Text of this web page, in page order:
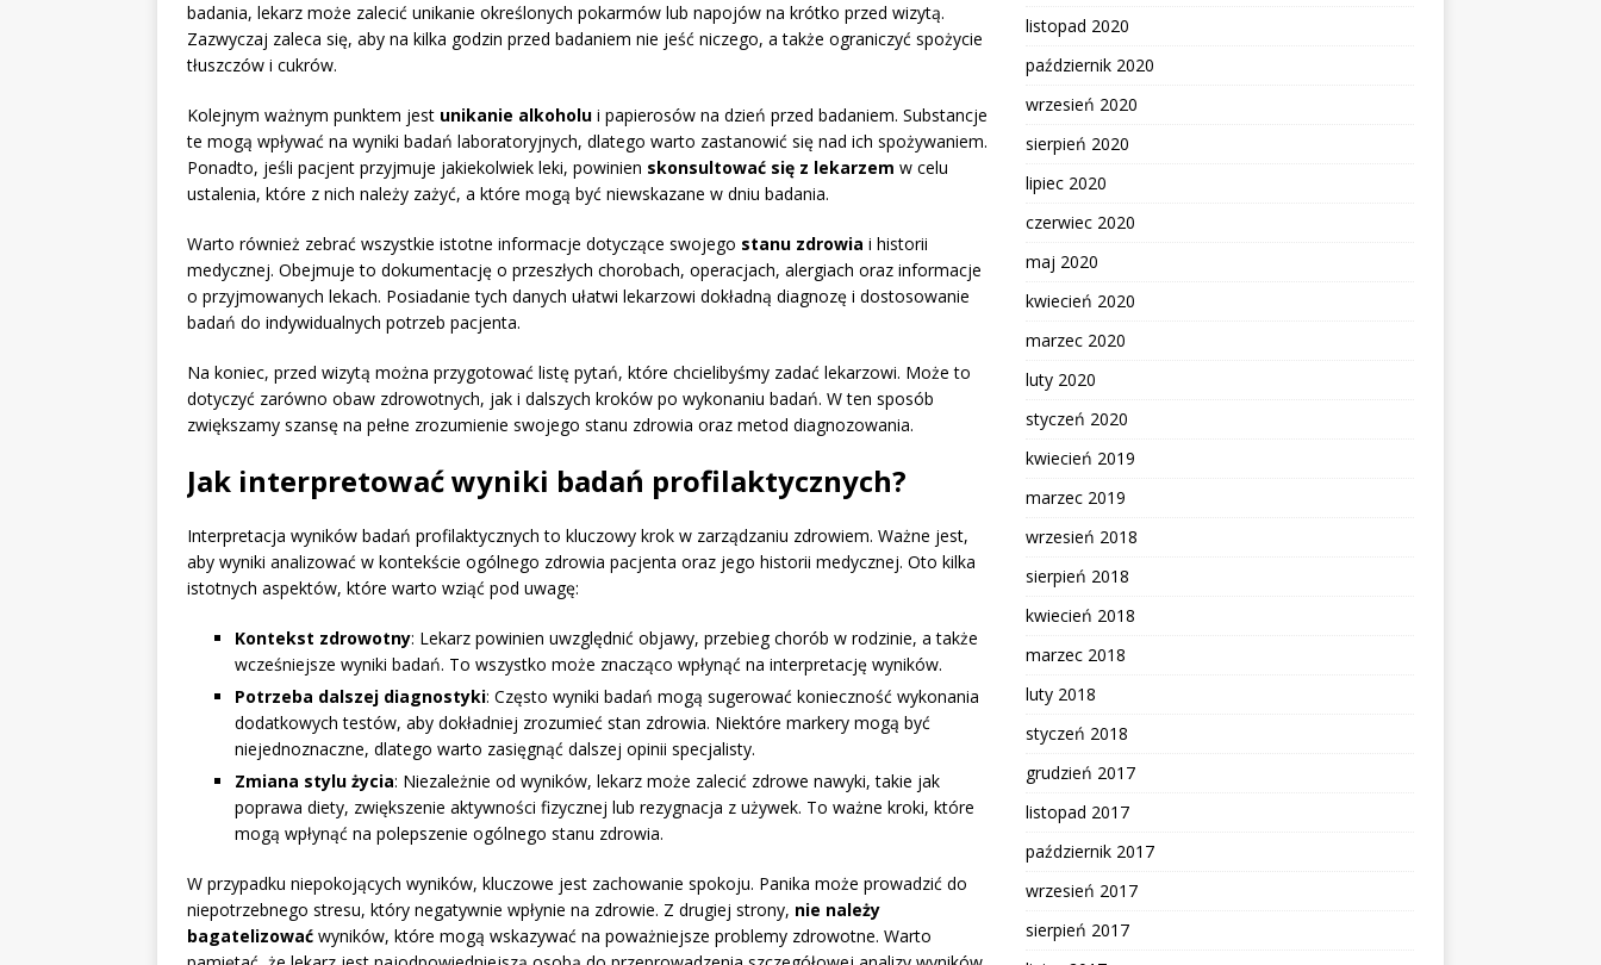
badania, lekarz może zalecić unikanie określonych pokarmów lub napojów na krótko przed wizytą.
Zazwyczaj zaleca się, aby na kilka godzin przed badaniem nie jeść niczego, a także ograniczyć spożycie
tłuszczów i cukrów.
Kolejnym ważnym punktem jest unikanie alkoholu i papierosów na dzień przed badaniem. Substancje
te mogą wpływać na wyniki badań laboratoryjnych, dlatego warto zastanowić się nad ich spożywaniem.
Ponadto, jeśli pacjent przyjmuje jakiekolwiek leki, powinien skonsultować się z lekarzem w celu
ustalenia, które z nich należy zażyć, a które mogą być niewskazane w dniu badania.
Warto również zebrać wszystkie istotne informacje dotyczące swojego stanu zdrowia i historii
medycznej. Obejmuje to dokumentację o przeszłych chorobach, operacjach, alergiach oraz informacje
o przyjmowanych lekach. Posiadanie tych danych ułatwi lekarzowi dokładną diagnozę i dostosowanie
badań do indywidualnych potrzeb pacjenta.
Na koniec, przed wizytą można przygotować listę pytań, które chcielibyśmy zadać lekarzowi. Może to
dotyczyć zarówno obaw zdrowotnych, jak i dalszych kroków po wykonaniu badań. W ten sposób
zwiększamy szansę na pełne zrozumienie swojego stanu zdrowia oraz metod diagnozowania.
Jak interpretować wyniki badań profilaktycznych?
Interpretacja wyników badań profilaktycznych to kluczowy krok w zarządzaniu zdrowiem. Ważne jest,
aby wyniki analizować w kontekście ogólnego zdrowia pacjenta oraz jego historii medycznej. Oto kilka
istotnych aspektów, które warto wziąć pod uwagę:
Kontekst zdrowotny: Lekarz powinien uwzględnić objawy, przebieg chorób w rodzinie, a także
wcześniejsze wyniki badań. To wszystko może znacząco wpłynąć na interpretację wyników.
Potrzeba dalszej diagnostyki: Często wyniki badań mogą sugerować konieczność wykonania
dodatkowych testów, aby dokładniej zrozumieć stan zdrowia. Niektóre markery mogą być
niejednoznaczne, dlatego warto zasięgnąć dalszej opinii specjalisty.
Zmiana stylu życia: Niezależnie od wyników, lekarz może zalecić zdrowe nawyki, takie jak
poprawa diety, zwiększenie aktywności fizycznej lub rezygnacja z używek. To ważne kroki, które
mogą wpłynąć na polepszenie ogólnego stanu zdrowia.
W przypadku niepokojących wyników, kluczowe jest zachowanie spokoju. Panika może prowadzić do
niepotrzebnego stresu, który negatywnie wpłynie na zdrowie. Z drugiej strony, nie należy
bagatelizować wyników, które mogą wskazywać na poważniejsze problemy zdrowotne. Warto
listopad 2020
październik 2020
wrzesień 2020
sierpień 2020
lipiec 2020
czerwiec 2020
maj 2020
kwiecień 2020
marzec 2020
luty 2020
styczeń 2020
kwiecień 2019
marzec 2019
wrzesień 2018
sierpień 2018
kwiecień 2018
marzec 2018
luty 2018
styczeń 2018
grudzień 2017
listopad 2017
październik 2017
wrzesień 2017
sierpień 2017